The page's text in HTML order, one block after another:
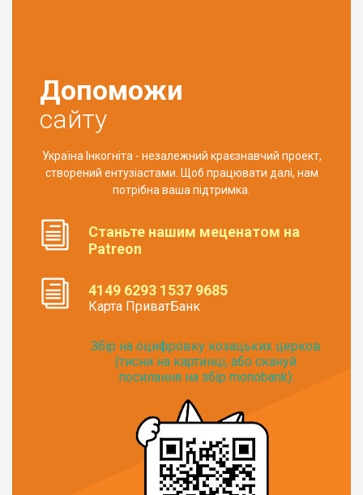
Допоможи
сайту
Україна Інкогніта - незалежний краєзнавчий проект,
створений ентузіастами. Щоб працювати далі, нам
потрібна ваша підтримка.
Станьте нашим меценатом на
Patreon
4149 6293 1537 9685
Карта ПриватБанк
Збір на оцифровку козацьких церков
(тисни на картинці, або скануй
посилання на збір monobank):